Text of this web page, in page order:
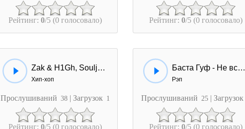
Рейтинг: 0/5 (0 голосовало) Рейтинг: 0/5 (0 голосовало)
Zak & H1Gh, Souljust - Пока
Хип-хоп
Прослушиваний 38 | Загрузок 1
Рейтинг: 0/5 (0 голосовало)
Баста Гуф - Не вс потеряно пока
Рэп
Прослушиваний 25 | Загрузок
Рейтинг: 0/5 (0 голосовало)